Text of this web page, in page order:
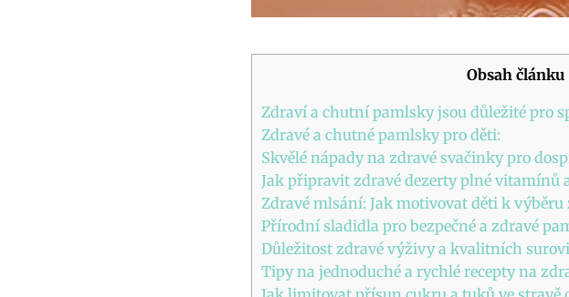
Obsah článku
Zdraví a chutní pamlsky jsou důležité pro
Zdravé a chutné pamlsky pro děti:
Skvělé nápady na zdravé svačinky pro
Jak připravit zdravé dezerty plné vitamínů
Zdravé mlsání: Jak motivovat děti k
Přírodní sladidla pro bezpečné a zdravé
Důležitost zdravé výživy a kvalitních
Tipy na jednoduché a rychlé recepty na